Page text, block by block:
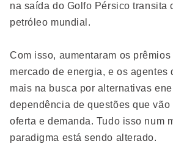
na saída do Golfo Pérsico transita
petróleo mundial.
Com isso, aumentaram os
mercado de energia, e os agentes
mais na busca por alternativas
dependência de questões que vão
oferta e demanda. Tudo isso num
paradigma está sendo alterado.